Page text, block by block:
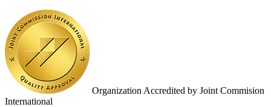
Organization Accredited by Joint Commision
International